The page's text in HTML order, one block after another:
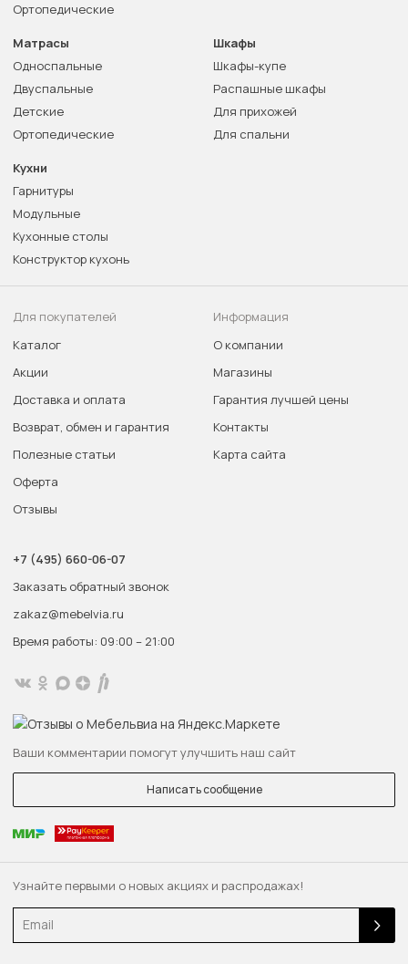
Узнайте первыми о новых акциях и распродажах!
Email
Ортопедические
Матрасы
Односпальные
Двуспальные
Детские
Ортопедические
Шкафы
Шкафы-купе
Распашные шкафы
Для прихожей
Для спальни
Кухни
Гарнитуры
Модульные
Кухонные столы
Конструктор кухонь
Для покупателей
Каталог
Акции
Доставка и оплата
Возврат, обмен и гарантия
Полезные статьи
Оферта
Отзывы
Информация
О компании
Магазины
Гарантия лучшей цены
Контакты
Карта сайта
+7 (495) 660-06-07
Заказать обратный звонок
zakaz@mebelvia.ru
Время работы: 09:00 – 21:00
Ваши комментарии помогут улучшить наш сайт
Написать сообщение